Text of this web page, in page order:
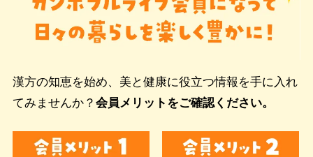
漢方の知恵を始め、美と健康に役立つ情報を手に入れ
てみませんか？ 会員メリットをご確認ください。